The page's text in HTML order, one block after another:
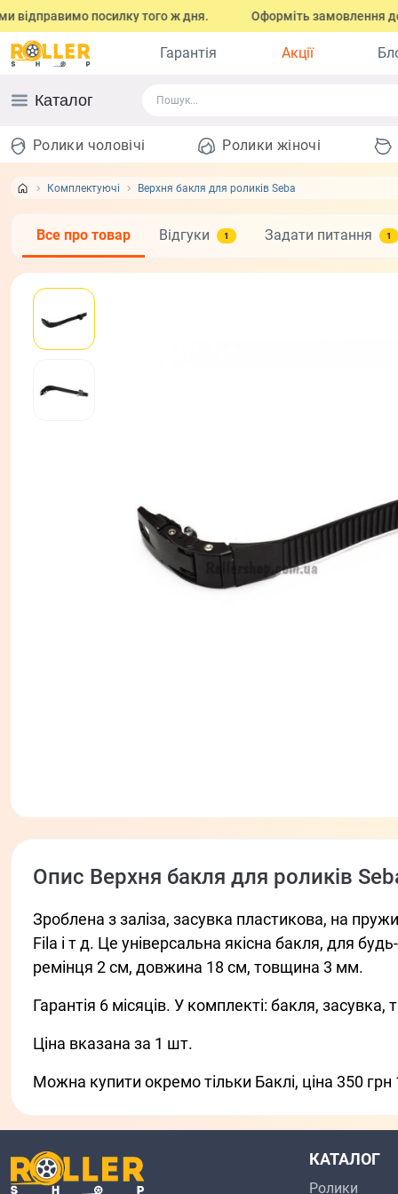
посилку того ж дня. Оформіть замовлення до
Гарантія Акції
Каталог
Ролики чоловічі Ролики жіночі
Комплектуючі Верхня бакля для роликів Seba
Все про товар Відгуки 1 Задати питання 1
Опис Верхня бакля для роликів
Зроблена з заліза, засувка пластикова, на
Fila і т д. Це універсальна якісна бакля, для
ремінця 2 см, довжина 18 см, товщина 3 мм.
Гарантія 6 місяців. У комплекті: бакля, засувка,
Ціна вказана за 1 шт.
Можна купити окремо тільки Баклі, ціна 350 грн
КАТАЛОГ
Ролики